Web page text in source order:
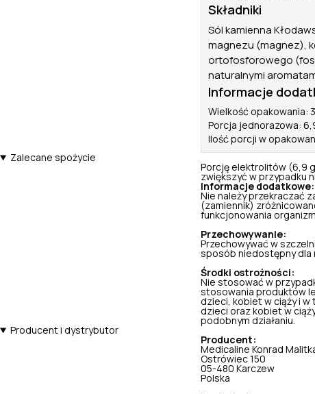
Składniki
Sól kamienna
magnezu (magnez),
ortofosforowego
naturalnymi
Informacje
Wielkość opakowania:
Porcja jednorazowa:
Ilość porcji w
Zalecane spożycie
Porcję elektrolitów (6,9
zwiększyć w przypadku
Informacje dodatkowe:
Nie należy przekraczać
(zamiennik)
funkcjonowania
Przechowywanie:
Przechowywać w
sposób niedostępny dla
Środki ostrożności:
Nie stosować w
stosowania produktów
dzieci, kobiet w ciąży i
dzieci oraz kobiet w
podobnym działaniu.
Producent i dystrybutor
Producent:
Medicaline Konrad
Ostrówiec 150
05-480 Karczew
Polska